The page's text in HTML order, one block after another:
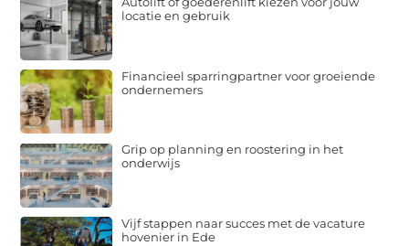
locatie en gebruik
Financieel sparringpartner voor groeiende
ondernemers
Grip op planning en roostering in het
onderwijs
Vijf stappen naar succes met de vacature
hovenier in Ede